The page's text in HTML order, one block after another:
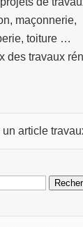
maçonnerie,
toiture …
des travaux
article